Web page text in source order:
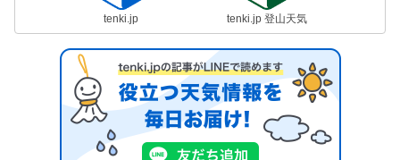
tenki.jp tenki.jp 登山天気